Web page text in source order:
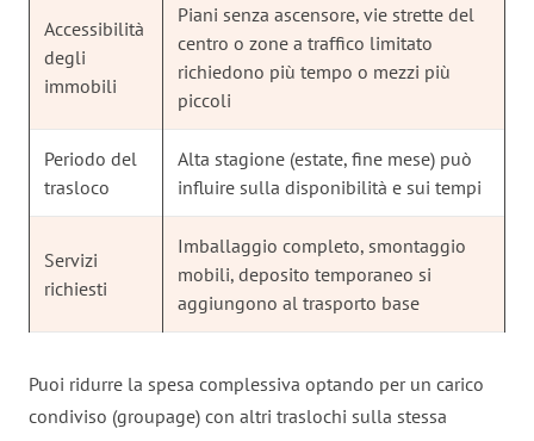
Accessibilità
degli
immobili
Piani senza ascensore, vie strette del
centro o zone a traffico limitato
richiedono più tempo o mezzi più
piccoli
Periodo del
trasloco
Alta stagione (estate, fine mese) può
influire sulla disponibilità e sui tempi
Servizi
richiesti
Imballaggio completo, smontaggio
mobili, deposito temporaneo si
aggiungono al trasporto base
Puoi ridurre la spesa complessiva optando per un carico
condiviso (groupage) con altri traslochi sulla stessa